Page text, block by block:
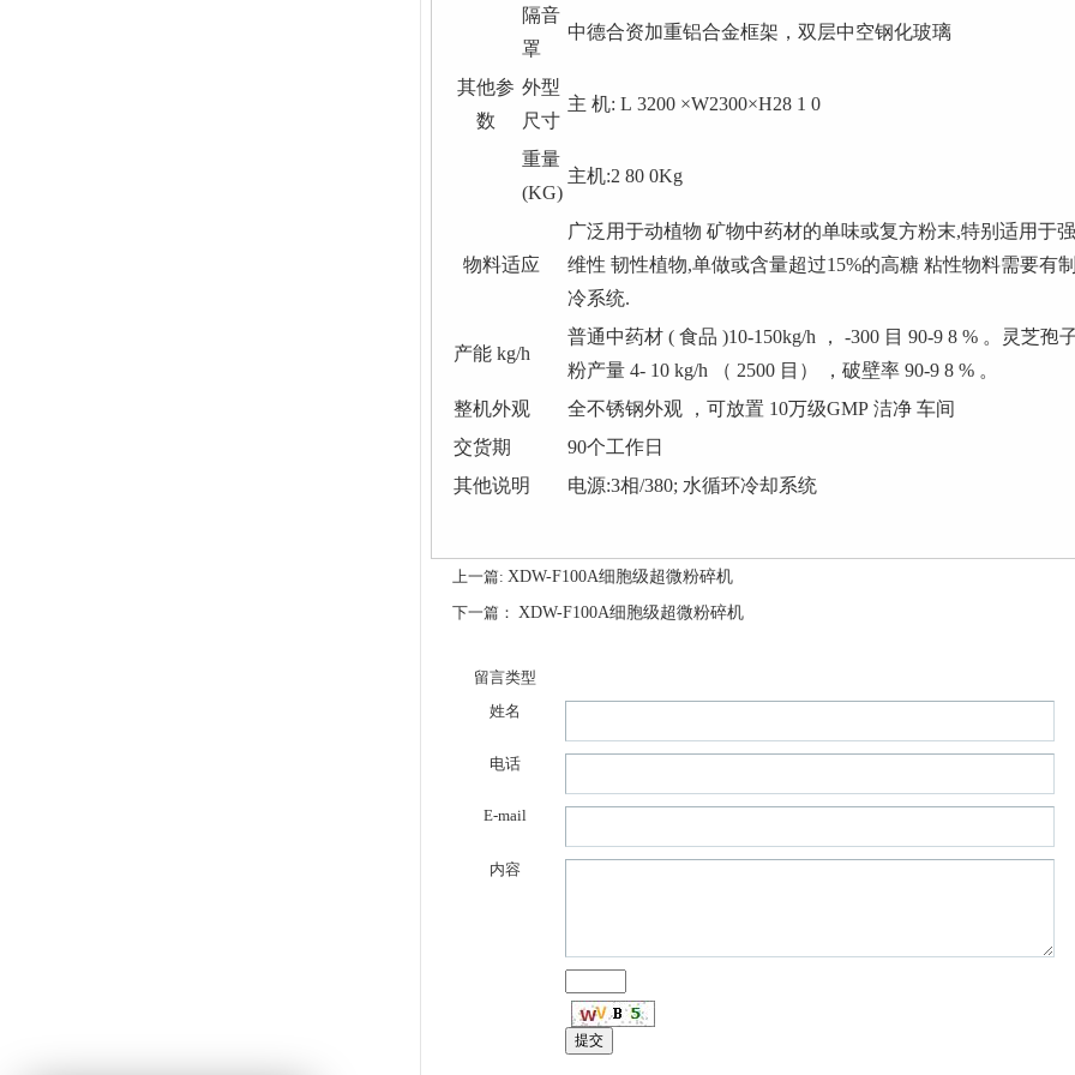
其他参
数
隔音
罩
中德合资加重铝合金框架，双层中空钢化玻璃
外型
尺寸
主 机: L 3200 ×W2300×H28 1 0
重量
(KG)
主机:2 80 0Kg
物料适应
广泛用于动植物 矿物中药材的单味或复方粉末,特别适用于
维性 韧性植物,单做或含量超过15%的高糖 粘性物料需要有制
冷系统.
产能 kg/h
普通中药材 ( 食品 )10-150kg/h ， -300 目 90-9 8 % 。灵芝孢
粉产量 4- 10 kg/h （ 2500 目） ，破壁率 90-9 8 % 。
整机外观
全不锈钢外观 ，可放置 10万级GMP 洁净 车间
交货期
90个工作日
其他说明
电源:3相/380; 水循环冷却系统
上一篇: XDW-F100A细胞级超微粉碎机
下一篇： XDW-F100A细胞级超微粉碎机
留言类型
姓名
电话
E-mail
内容